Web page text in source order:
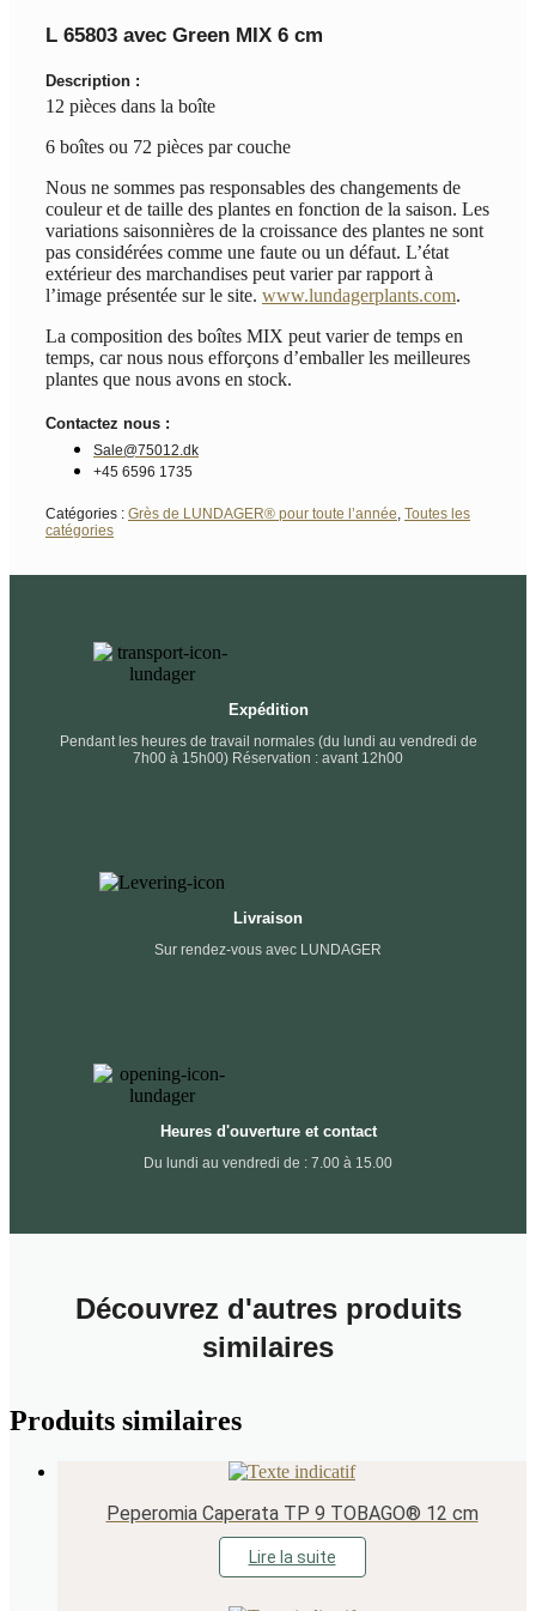
L 65803 avec Green MIX 6 cm
Description :
12 pièces dans la boîte
6 boîtes ou 72 pièces par couche
Nous ne sommes pas responsables des changements de
couleur et de taille des plantes en fonction de la saison. Les
variations saisonnières de la croissance des plantes ne sont
pas considérées comme une faute ou un défaut. L’état
extérieur des marchandises peut varier par rapport à
l’image présentée sur le site. www.lundagerplants.com.
La composition des boîtes MIX peut varier de temps en
temps, car nous nous efforçons d’emballer les meilleures
plantes que nous avons en stock.
Contactez nous :
Sale@75012.dk
+45 6596 1735
Catégories : Grès de LUNDAGER® pour toute l’année Toutes les
catégories
Expédition
Pendant les heures de travail normales (du lundi au vendredi de
7h00 à 15h00) Réservation : avant 12h00
Livraison
Sur rendez-vous avec LUNDAGER
Heures d'ouverture et contact
Du lundi au vendredi de : 7.00 à 15.00
Découvrez d'autres produits
similaires
Produits similaires
Peperomia Caperata TP 9 TOBAGO® 12 cm
Lire la suite